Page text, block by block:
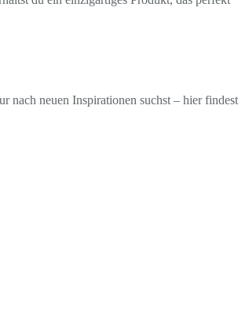
nach neuen Inspirationen suchst – hier findest